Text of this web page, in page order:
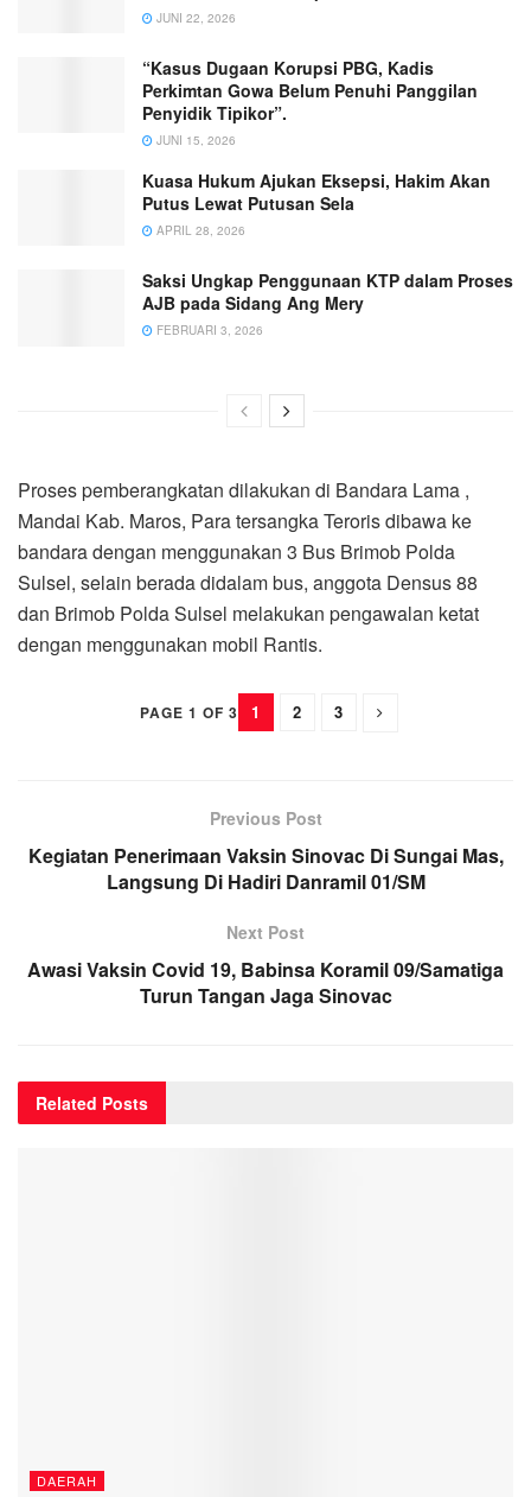
JUNI 22, 2026
“Kasus Dugaan Korupsi PBG, Kadis
Perkimtan Gowa Belum Penuhi Panggilan
Penyidik Tipikor”.
JUNI 15, 2026
Kuasa Hukum Ajukan Eksepsi, Hakim Akan
Putus Lewat Putusan Sela
APRIL 28, 2026
Saksi Ungkap Penggunaan KTP dalam Proses
AJB pada Sidang Ang Mery
FEBRUARI 3, 2026
Proses pemberangkatan dilakukan di Bandara Lama ,
Mandai Kab. Maros, Para tersangka Teroris dibawa ke
bandara dengan menggunakan 3 Bus Brimob Polda
Sulsel, selain berada didalam bus, anggota Densus 88
dan Brimob Polda Sulsel melakukan pengawalan ketat
dengan menggunakan mobil Rantis.
PAGE 1 OF 3 1 2 3
Previous Post
Kegiatan Penerimaan Vaksin Sinovac Di Sungai Mas,
Langsung Di Hadiri Danramil 01/SM
Next Post
Awasi Vaksin Covid 19, Babinsa Koramil 09/Samatiga
Turun Tangan Jaga Sinovac
Related Posts
DAERAH